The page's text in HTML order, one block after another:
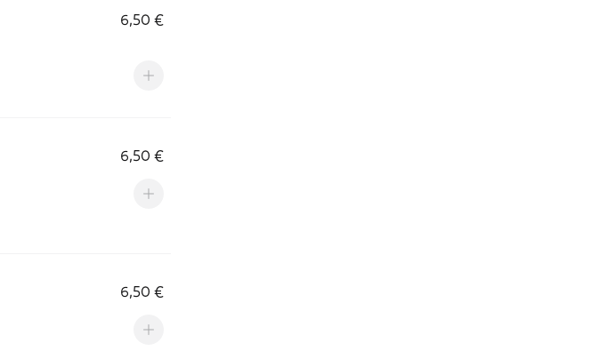
6,50 €
6,50 €
6,50 €